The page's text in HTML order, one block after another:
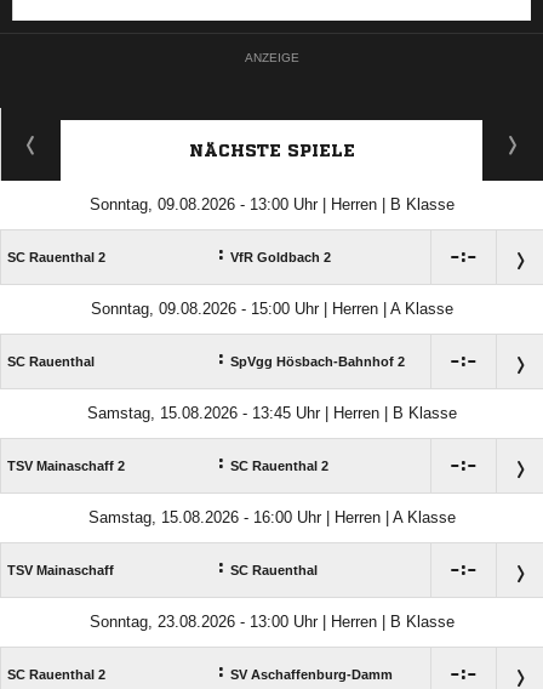
ANZEIGE
NÄCHSTE SPIELE
Sonntag, 09.08.2026 - 13:00 Uhr | Herren | B Klasse
SC Rauenthal 2 : VfR Goldbach 2 :
Sonntag, 09.08.2026 - 15:00 Uhr | Herren | A Klasse
SC Rauenthal : SpVgg Hösbach-Bahnhof 2 :
Samstag, 15.08.2026 - 13:45 Uhr | Herren | B Klasse
TSV Mainaschaff 2 : SC Rauenthal 2 :
Samstag, 15.08.2026 - 16:00 Uhr | Herren | A Klasse
TSV Mainaschaff : SC Rauenthal :
Sonntag, 23.08.2026 - 13:00 Uhr | Herren | B Klasse
SC Rauenthal 2 : SV Aschaffenburg-Damm :